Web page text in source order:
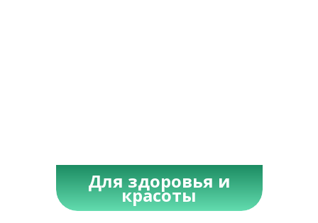
Для здоровья и
красоты